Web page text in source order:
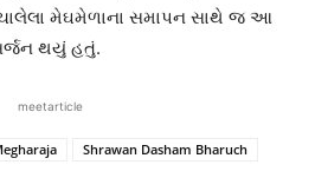
ચાલેલા મેઘમેળાના સમાપન સાથે જ આ
થયું હતું.
meetarticle
Shrawan Dasham Bharuch